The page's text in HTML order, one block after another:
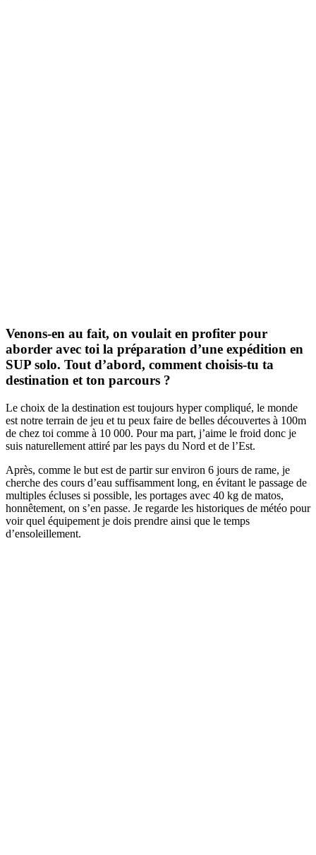
Venons-en au fait, on voulait en profiter pour
aborder avec toi la préparation d’une expédition en
SUP solo. Tout d’abord, comment choisis-tu ta
destination et ton parcours ?
Le choix de la destination est toujours hyper compliqué, le monde
est notre terrain de jeu et tu peux faire de belles découvertes à 100m
de chez toi comme à 10 000. Pour ma part, j’aime le froid donc je
suis naturellement attiré par les pays du Nord et de l’Est.
Après, comme le but est de partir sur environ 6 jours de rame, je
cherche des cours d’eau suffisamment long, en évitant le passage de
multiples écluses si possible, les portages avec 40 kg de matos,
honnêtement, on s’en passe. Je regarde les historiques de météo pour
voir quel équipement je dois prendre ainsi que le temps
d’ensoleillement.